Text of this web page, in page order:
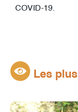
COVID-19.
Les